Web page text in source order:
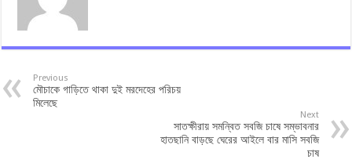
Previous
মৌচাকে গাড়িতে থাকা দুই মরদেহের পরিচয়
মিলেছে
Next
সাতক্ষীরায় সমন্বিত সবজি চাষে সম্ভাবনার
হাতছানি বাড়ছে ঘেরের আইলে বার মাসি সবজি
চাষ